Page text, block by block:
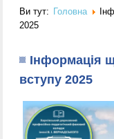
Ви тут: Головна
2025
Інформація
вступу 2025